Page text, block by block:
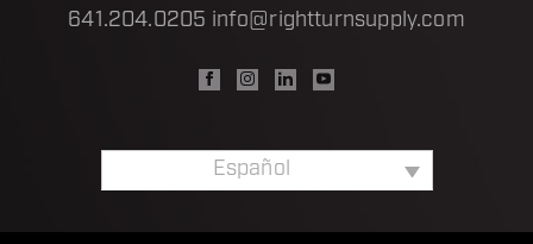
641.204.0205 info@rightturnsupply.com
Español